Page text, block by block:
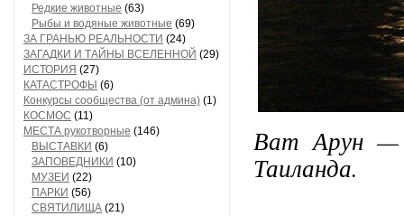
Редкие животные (63)
Рыбы и водяные животные (69)
ЗА ГРАНЬЮ РЕАЛЬНОСТИ (24)
ЗАГАДКИ И ТАЙНЫ ВСЕЛЕННОЙ (29)
ИСТОРИЯ (27)
КАТАСТРОФЫ (6)
Конкурсы сообщества (от админа) (1)
КОСМОС (11)
МЕСТА рукотворные (146)
ВЫСТАВКИ (6)
ЗАПОВЕДНИКИ (10)
МУЗЕИ (22)
ПАРКИ (56)
СВЯТИЛИЩА (21)
Ват Арун —
Таиланда.